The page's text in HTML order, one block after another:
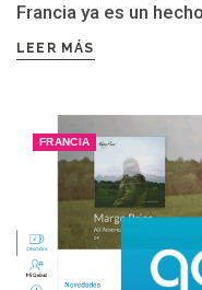
Francia ya es un
LEER MÁS
FRANCIA